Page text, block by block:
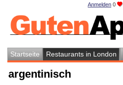
Anmelden 0
Startseite Restaurants in London
argentinisch